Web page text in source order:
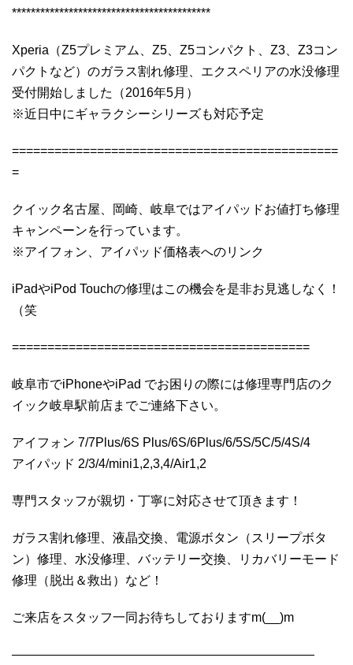
******************************************
Xperia（Z5プレミアム、Z5、Z5コンパクト、Z3、Z3コン
パクトなど）のガラス割れ修理、エクスペリアの水没修理
受付開始しました（2016年5月）
※近日中にギャラクシーシリーズも対応予定
==============================================
=
クイック名古屋、岡崎、岐阜ではアイパッドお値打ち修理
キャンペーンを行っています。
※アイフォン、アイパッド価格表へのリンク
iPadやiPod Touchの修理はこの機会を是非お見逃しなく！
（笑
==========================================
岐阜市でiPhoneやiPad でお困りの際には修理専門店のク
イック岐阜駅前店までご連絡下さい。
アイフォン 7/7Plus/6S Plus/6S/6Plus/6/5S/5C/5/4S/4
アイパッド 2/3/4/mini1,2,3,4/Air1,2
専門スタッフが親切・丁寧に対応させて頂きます！
ガラス割れ修理、液晶交換、電源ボタン（スリープボタ
ン）修理、水没修理、バッテリー交換、リカバリーモード
修理（脱出＆救出）など！
ご来店をスタッフ一同お待ちしておりますm(__)m
————————————————————————